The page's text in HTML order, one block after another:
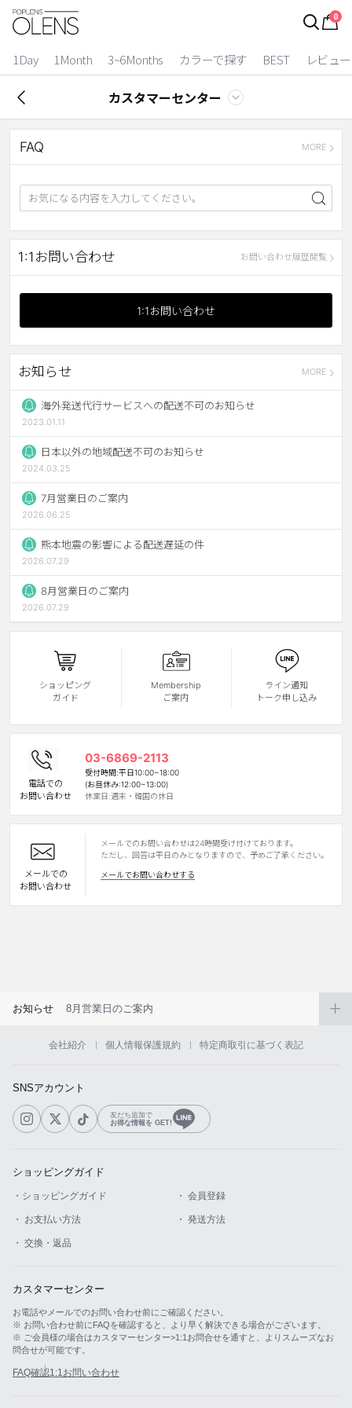
0
1Day 1Month 3~6Months カラーで探す BEST レビュー
ログイン
カラコン比較
今月限定特典
ベスト
カラコン
1 Day
カラー
ブラウン
グレー
ブラック
ヘーゼル
グリーン
ブルー
ピンク
透明
ハロウィンカラコン
ケア用品
レビュー
EYEしてる
総合掲示板
カスタマーサービス
ショッピングガイド
INSTAGRAM TWITTER LINE FACEBOOK
カスタマーセンター
FAQ MORE
1:1お問い合わせ
1:1お問い合わせ
お問い合わせ履歴閲覧
お知らせ
海外発送代行サービスへの配送不可のお知らせ
2023.01.11
日本以外の地域配送不可のお知らせ
2024.03.25
7月営業日のご案内
2026.06.25
熊本地震の影響による配送遅延の件
2026.07.29
8月営業日のご案内
2026.07.29
MORE
ショッピング
ガイド
Membership
ご案内
ライン通知
トーク申し込み
電話での
お問い合わせ
03-6869-2113
受付時間:平日10:00~18:00
(お昼休み:12:00~13:00)
休業日:週末・韓国の休日
メールでの
お問い合わせ
メールでのお問い合わせは24時間受け付けております。
ただし、回答は平日のみとなりますので、予めご了承ください。
メールでお問い合わせする
お知らせ 8月営業日のご案内
会社紹介 個人情報保護規約 特定商取引に基づく表記
SNSアカウント
友だち追加で
お得な情報を GET!
ショッピングガイド
・ショッピングガイド ・ 会員登録
・ お支払い方法 ・ 発送方法
・ 交換・返品
カスタマーセンター
お電話やメールでのお問い合わせ前にご確認ください。
※ お問い合わせ前にFAQを確認すると、より早く解決できる場合がございます。
※ ご会員様の場合はカスタマーセンター>1:1お問合せを通すと、よりスムーズなお
問合せが可能です。
FAQ確認1:1お問い合わせ